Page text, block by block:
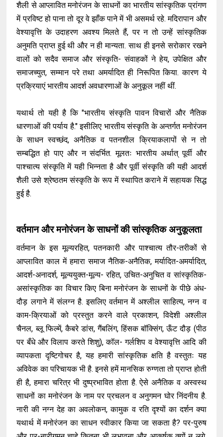
शैली से आप्लावित मनोरंजन के साधनों का भारतीय सांस्कृतिक प्रांगण
में प्रविष्ट हो पाना तो दूर वे झाँक पाने में भी असमर्थ रहे. मदिरापान और
वेश्यावृत्ति के उदाहरण अवश्य मिलते हैं, पर न तो उन्हें सांस्कृतिक
अनुमति प्राप्त हुई थी और न ही मान्यता. साथ ही इनसे सरोकार रखने
वालों को सदैव समाज और संस्कृति- संवाहकों ने हेय, उपेक्षित और
समाजच्युत, सम्मान परे तथा अमर्यादित ही निरूपित किया. कारण ये
प्रक्रियाएं भारतीय आदर्श अवधारणाओं के अनुकूल नहीं थीं.
यथार्थ तो यही है कि "भारतीय संस्कृति पावन विचारों और नैतिक
धारणाओं की पर्याय है." इसीलिए भारतीय संस्कृति के अन्तर्गत मनोरंजन
के साधन स्वच्छंद, अनैतिक व पतनशील क्रियाकलापों से न तो
सम्बद्धित हो पाए और न संदर्भित. मूलतः भारतीय अर्थात् पूर्वी और
पाश्चात्य संस्कृति में यही भिन्नता है और पूर्वी संस्कृति की यही आदर्श
शैली उसे श्रेष्ठतम संस्कृति के रूप में स्थापित कराने में सहायक सिद्ध
हुई है.
वर्तमान और मनोरंजन के साधनों की सांस्कृतिक अनुकूलता
वर्तमान के इस मूल्यरहित, पतनकारी और पाश्चात्य तौर-तरीकों से
आप्लावित काल में हमारा समाज नैतिक-अनैतिक, मर्यादित-अमर्यादित,
आदर्श-अनादर्श, मूल्ययुक्त-मूल्य- रहित, उचित-अनुचित व सांस्कृतिक-
असांस्कृतिक का विचार किए बिना मनोरंजन के साधनों के पीछे अंध-
दौड़ लगाने में संलग्न है. इसलिए वर्तमान में अश्लील साहित्य, नग्न व
काम-क्रियाओं को प्रस्तुत करने वाले प्रकाशन, विदेशी अश्लील
चैनल, ब्लू फिल्में, कैबरे डांस, गैंबलिंग, हिंसक बॉक्सिंग, ऊँट दौड़ (पीठ
पर बँधे और विलाप करते शिशु), कॉल- गर्लशिप व वेश्यावृत्ति आदि की
व्यापकता दृष्टिगोचर है, यह हमारी सांस्कृतिक क्षति है वस्तुतः यह
अविवेक का परिचायक भी है. इनसे हमें मानसिक रुग्णता तो प्राप्त होती
ही है, हमारा चरित्र भी दुष्प्रभावित होता है. ऐसे अनैतिक व अस्वस्थ
साधनों का मनोरंजन के नाम पर प्रचलन व अनुगमन घोर निंदनीय है.
नारी की नग्न देह का अवलोकन, कामुक व रति दृश्यों का दर्शन क्या
यथार्थ में मनोरंजन का साधन स्वीकार किया जा सकता है? पर-पुरुष